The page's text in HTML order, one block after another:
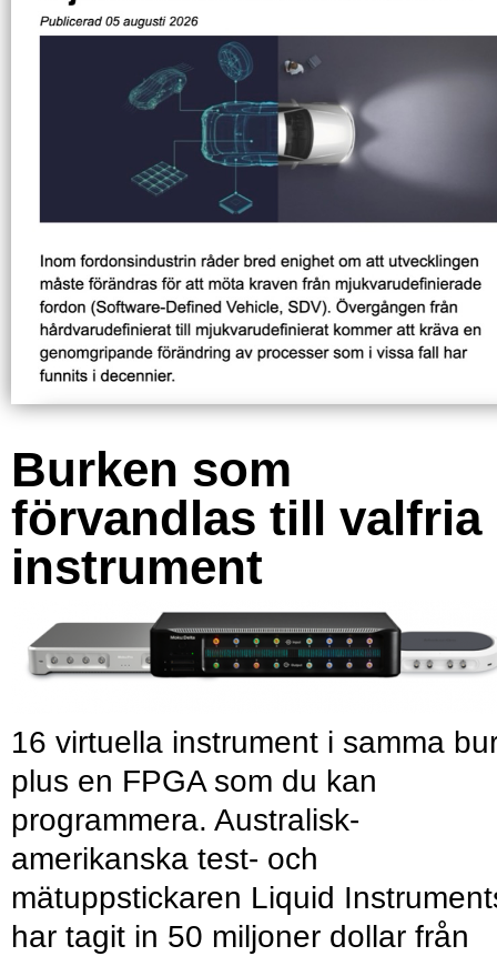
Burken som
förvandlas till valfria
instrument
16 virtuella instrument i samma
plus en FPGA som du kan
programmera. Australisk-
amerikanska test- och
mätuppstickaren Liquid
har tagit in 50 miljoner dollar från